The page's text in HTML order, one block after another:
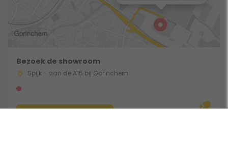
Bezoek de showroom
Spijk - aan de A15 bij Gorinchem